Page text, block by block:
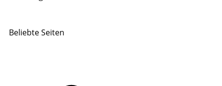
Beliebte Seiten